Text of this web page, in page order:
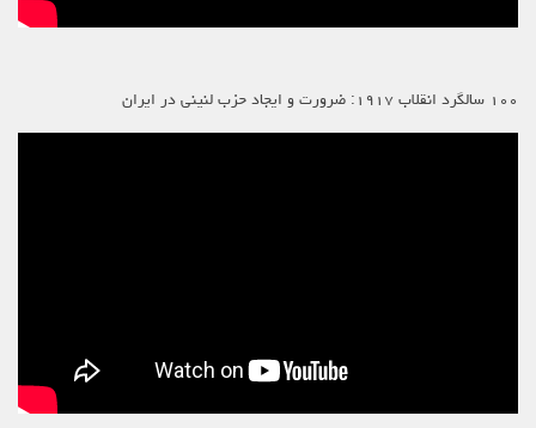
۱۰۰ سالگرد انقلاب ۱۹۱۷: ضرورت و ایجاد حزب لنینی در ایران